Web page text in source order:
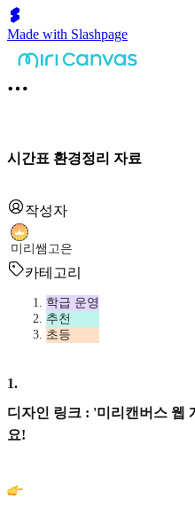
Made with Slashpage
시간표 환경정리 자료
작성자
미리쌤고은
카테고리
학급 운영
추천
초등
1.
디자인 링크 : '미리캔버스 웹
요!